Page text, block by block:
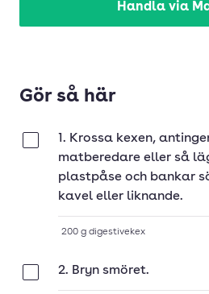
Handla via
Gör så här
1. Krossa kexen,
matberedare eller så
plastpåse och bankar
kavel eller liknande.
200 g digestivekex
2. Bryn smöret.